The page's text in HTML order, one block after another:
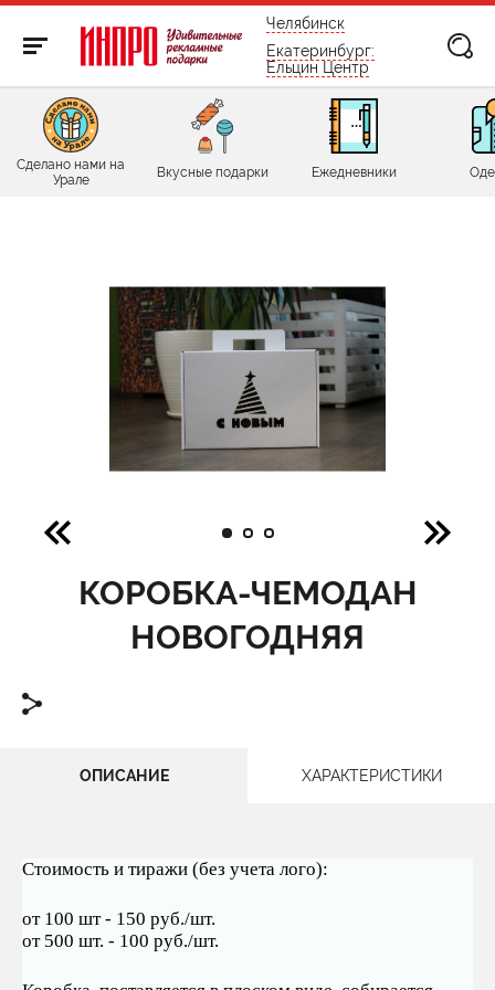
бесплатно по России
Челябинск
Екатеринбург:
Ельцин Центр
Сделано нами на
Урале
Вкусные подарки Ежедневники
КОРОБКА-ЧЕМОДАН
НОВОГОДНЯЯ
ОПИСАНИЕ ХАРАКТЕРИСТИКИ
Стоимость и тиражи (без учета лого):
от 100 шт - 150 руб./шт.
от 500 шт. - 100 руб./шт.